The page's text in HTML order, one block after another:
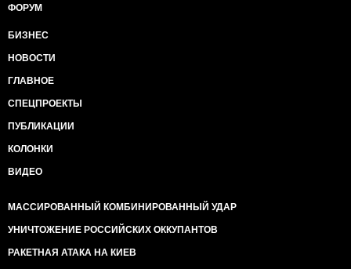
ФОРУМ
БИЗНЕС
НОВОСТИ
ГЛАВНОЕ
СПЕЦПРОЕКТЫ
ПУБЛИКАЦИИ
КОЛОНКИ
ВИДЕО
МАССИРОВАННЫЙ КОМБИНИРОВАННЫЙ УДАР
УНИЧТОЖЕНИЕ РОССИЙСКИХ ОККУПАНТОВ
РАКЕТНАЯ АТАКА НА КИЕВ